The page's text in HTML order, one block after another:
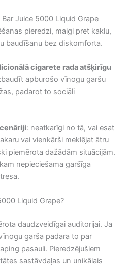
Bar Juice 5000 Liquid Grape
pieredzi, maigi pret kaklu,
baudīšanu bez diskomforta.
cigarete rada atšķirīgu
apburošo vīnogu garšu
padarot to sociāli
: neatkarīgi no tā, vai esat
vai vienkārši meklējat ātru
piemērota dažādām situācijām.
nepieciešama garšīga
Liquid Grape?
daudzveidīgai auditorijai. Ja
garša padara to par
pasauli. Pieredzējušiem
sastāvdaļas un unikālais